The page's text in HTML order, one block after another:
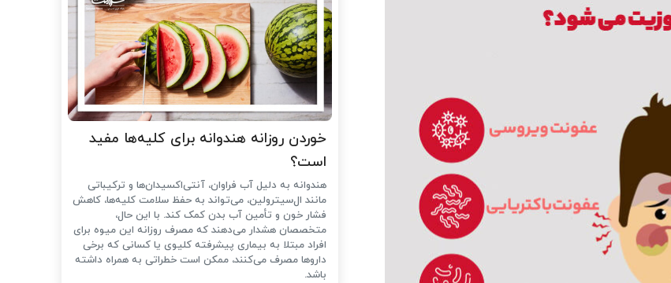
خوردن روزانه هندوانه برای کلیه‌ها مفید
است؟
هندوانه به دلیل آب فراوان، آنتی‌اکسیدان‌ها و ترکیباتی
مانند ال‌سیترولین، می‌تواند به حفظ سلامت کلیه‌ها، کاهش
فشار خون و تأمین آب بدن کمک کند. با این حال،
متخصصان هشدار می‌دهند که مصرف روزانه این میوه برای
افراد مبتلا به بیماری پیشرفته کلیوی یا کسانی که برخی
داروها مصرف می‌کنند، ممکن است خطراتی به همراه داشته
باشد.